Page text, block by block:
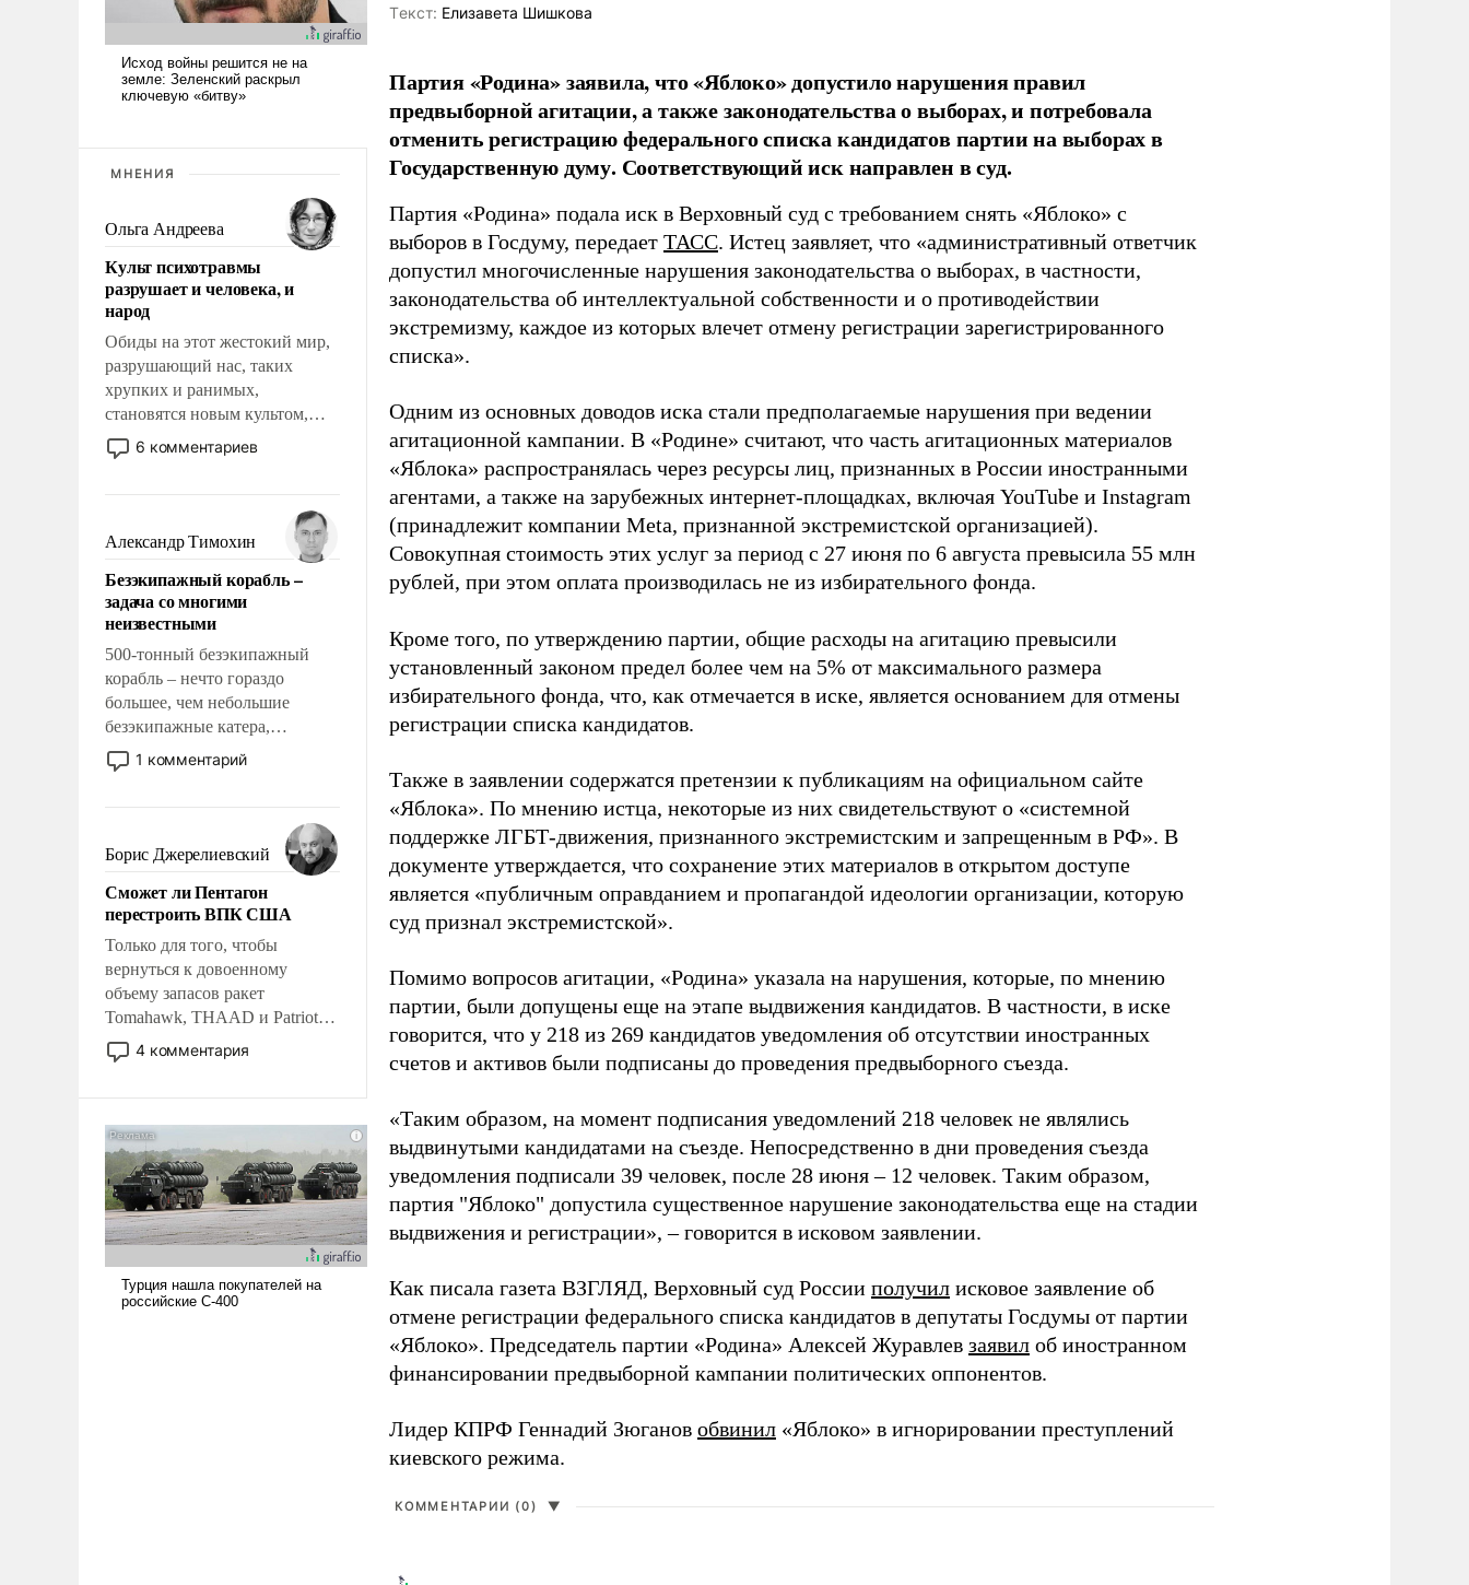
МНЕНИЯ
Ольга Андреева
Культ психотравмы
разрушает и человека, и
народ
Обиды на этот жестокий мир,
разрушающий нас, таких
хрупких и ранимых,
становятся новым культом,
постепенно вытесняя и
отменяя традиционное
мужественным и твердым под
ударами судьбы, брать на себя
ответственность, помогать
слабым, идти вперед и
адаптироваться.
6 комментариев
Александр Тимохин
Безэкипажный корабль –
задача со многими
неизвестными
500-тонный безэкипажный
корабль – нечто гораздо
большее, чем небольшие
безэкипажные катера,
применение которых уже
стало обыденностью. Задача по
сложна и амбициозна. Однако
и ее реализация радикально
поднимет наши боевые
возможности.
1 комментарий
Борис Джерелиевский
Сможет ли Пентагон
перестроить ВПК США
Только для того, чтобы
вернуться к довоенному
объему запасов ракет
Tomahawk, THAAD и Patriot
США потребуется более трех
лет. Даже небольшая война с
Сложившаяся ситуация
означает многолетний период
уязвимости США, например,
перед Китаем.
4 комментария
Tекст: Елизавета Шишкова
Партия «Родина» заявила, что «Яблоко» допустило нарушения правил
предвыборной агитации, а также законодательства о выборах, и потребовала
отменить регистрацию федерального списка кандидатов партии на выборах в
Государственную думу. Соответствующий иск направлен в суд.
Партия «Родина» подала иск в Верховный суд с требованием снять «Яблоко» с
выборов в Госдуму, передает ТАСС. Истец заявляет, что «административный ответчик
допустил многочисленные нарушения законодательства о выборах, в частности,
законодательства об интеллектуальной собственности и о противодействии
экстремизму, каждое из которых влечет отмену регистрации зарегистрированного
списка».
Одним из основных доводов иска стали предполагаемые нарушения при ведении
агитационной кампании. В «Родине» считают, что часть агитационных материалов
«Яблока» распространялась через ресурсы лиц, признанных в России иностранными
агентами, а также на зарубежных интернет-площадках, включая YouTube и Instagram
(принадлежит компании Meta, признанной экстремистской организацией).
Совокупная стоимость этих услуг за период с 27 июня по 6 августа превысила 55 млн
рублей, при этом оплата производилась не из избирательного фонда.
Кроме того, по утверждению партии, общие расходы на агитацию превысили
установленный законом предел более чем на 5% от максимального размера
избирательного фонда, что, как отмечается в иске, является основанием для отмены
регистрации списка кандидатов.
Также в заявлении содержатся претензии к публикациям на официальном сайте
«Яблока». По мнению истца, некоторые из них свидетельствуют о «системной
поддержке ЛГБТ-движения, признанного экстремистским и запрещенным в РФ». В
документе утверждается, что сохранение этих материалов в открытом доступе
является «публичным оправданием и пропагандой идеологии организации, которую
суд признал экстремистской».
Помимо вопросов агитации, «Родина» указала на нарушения, которые, по мнению
партии, были допущены еще на этапе выдвижения кандидатов. В частности, в иске
говорится, что у 218 из 269 кандидатов уведомления об отсутствии иностранных
счетов и активов были подписаны до проведения предвыборного съезда.
«Таким образом, на момент подписания уведомлений 218 человек не являлись
выдвинутыми кандидатами на съезде. Непосредственно в дни проведения съезда
уведомления подписали 39 человек, после 28 июня – 12 человек. Таким образом,
партия "Яблоко" допустила существенное нарушение законодательства еще на стадии
выдвижения и регистрации», – говорится в исковом заявлении.
Как писала газета ВЗГЛЯД, Верховный суд России получил исковое заявление об
отмене регистрации федерального списка кандидатов в депутаты Госдумы от партии
«Яблоко». Председатель партии «Родина» Алексей Журавлев заявил об иностранном
финансировании предвыборной кампании политических оппонентов.
Лидер КПРФ Геннадий Зюганов обвинил «Яблоко» в игнорировании преступлений
киевского режима.
КОММЕНТАРИИ (0) ▼